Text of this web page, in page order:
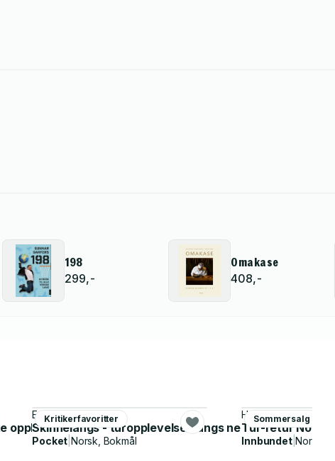
198
299,-
Omakase
408,-
opplevelser fra nord til sør
Kritikerfavoritter
Erlend Garåsen
Skinnelangs - turopplevelser langs nedlagte jernbaner
Pocket Norsk, Bokmål
Sommersalg
Helene Myhre
Tur-retur Norge
Innbundet|Norsk,